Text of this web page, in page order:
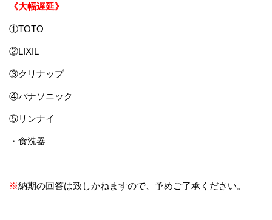
《大幅遅延》
①TOTO
②LIXIL
③クリナップ
④パナソニック
⑤リンナイ
・食洗器
※納期の回答は致しかねますので、予めご了承ください。